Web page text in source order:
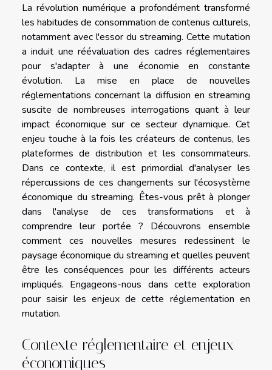
La révolution numérique a profondément transformé
les habitudes de consommation de contenus culturels,
notamment avec l'essor du streaming. Cette mutation
a induit une réévaluation des cadres réglementaires
pour s'adapter à une économie en constante
évolution. La mise en place de nouvelles
réglementations concernant la diffusion en streaming
suscite de nombreuses interrogations quant à leur
impact économique sur ce secteur dynamique. Cet
enjeu touche à la fois les créateurs de contenus, les
plateformes de distribution et les consommateurs.
Dans ce contexte, il est primordial d'analyser les
répercussions de ces changements sur l'écosystème
économique du streaming. Êtes-vous prêt à plonger
dans l'analyse de ces transformations et à
comprendre leur portée ? Découvrons ensemble
comment ces nouvelles mesures redessinent le
paysage économique du streaming et quelles peuvent
être les conséquences pour les différents acteurs
impliqués. Engageons-nous dans cette exploration
pour saisir les enjeux de cette réglementation en
mutation.
Contexte réglementaire et enjeux
économiques